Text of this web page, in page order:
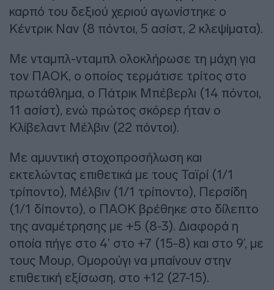
καρπό του δεξιού χεριού αγωνίστηκε ο
Κέντρικ Ναν (8 πόντοι, 5 ασίστ, 2 κλεψίματα).
Με νταμπλ-νταμπλ ολοκλήρωσε τη μάχη για
τον ΠΑΟΚ, ο οποίος τερμάτισε τρίτος στο
πρωτάθλημα, ο Πάτρικ Μπέβερλι (14 πόντοι,
11 ασίστ), ενώ πρώτος σκόρερ ήταν ο
Κλίβελαντ Μέλβιν (22 πόντοι).
Με αμυντική στοχοπροσήλωση και
εκτελώντας επιθετικά με τους Ταϊρί (1/1
τρίποντο), Μέλβιν (1/1 τρίποντο), Περσίδη
(1/1 δίποντο), ο ΠΑΟΚ βρέθηκε στο δίλεπτο
της αναμέτρησης με +5 (8-3). Διαφορά η
οποία πήγε στο 4’ στο +7 (15-8) και στο 9’, με
τους Μουρ, Ομορούγι να μπαίνουν στην
επιθετική εξίσωση, στο +12 (27-15).